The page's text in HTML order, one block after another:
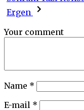
Ergen
Your comment
Name *
E-mail *